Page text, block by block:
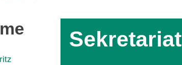
Sekretariat